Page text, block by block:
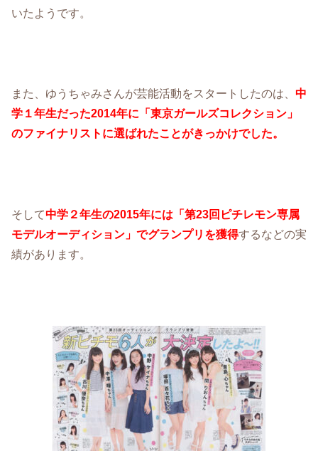
いたようです。
また、ゆうちゃみさんが芸能活動をスタートしたのは、 中
学１年生だった2014年に「東京ガールズコレクション」
のファイナリストに選ばれたことがきっかけでした。
そして中学２年生の2015年には「第23回ピチレモン専属
モデルオーディション」でグランプリを獲得するなどの実
績があります。